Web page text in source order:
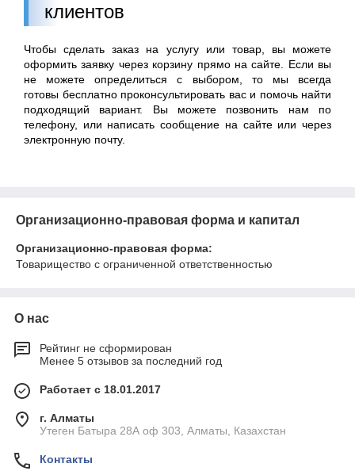
клиентов
Чтобы сделать заказ на услугу или товар, вы можете
оформить заявку через корзину прямо на сайте. Если вы
не можете определиться с выбором, то мы всегда
готовы бесплатно проконсультировать вас и помочь найти
подходящий вариант. Вы можете позвонить нам по
телефону, или написать сообщение на сайте или через
электронную почту.
Организационно-правовая форма и капитал
Организационно-правовая форма:
Товарищество с ограниченной ответственностью
О нас
Рейтинг не сформирован
Менее 5 отзывов за последний год
Работает с 18.01.2017
г. Алматы
Утеген Батыра 28А оф 303, Алматы, Казахстан
Контакты